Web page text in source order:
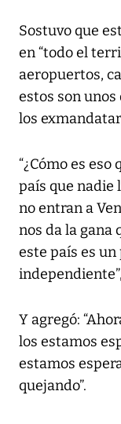
Sostuvo que
en “todo el
aeropuertos,
estos son
los
“¿Cómo es
país que nadie
no entran a
nos da la gana
este país es un
Y agregó:
los estamos
estamos
quejando”.